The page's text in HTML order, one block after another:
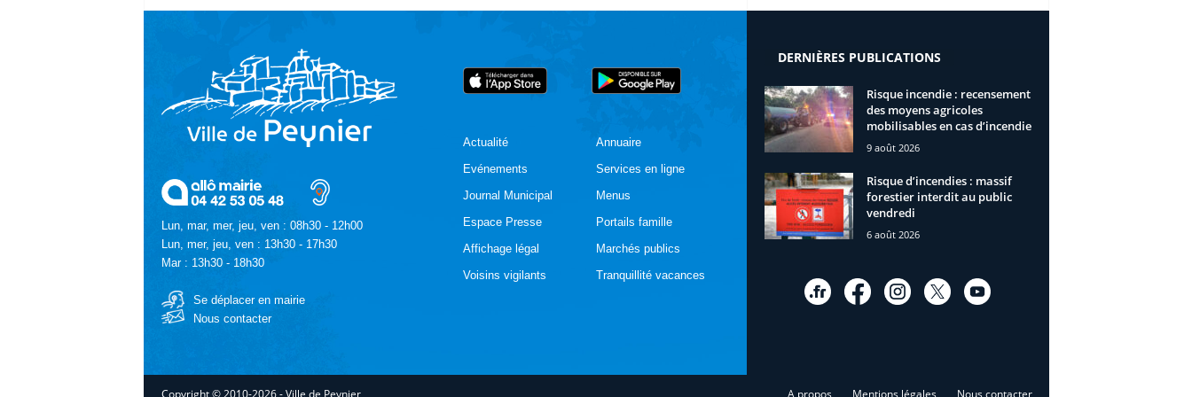
Lun, mar, mer, jeu, ven : 08h30 - 12h00
Lun, mer, jeu, ven : 13h30 - 17h30
Mar : 13h30 - 18h30
Se déplacer en mairie
Nous contacter
Actualité
Evénements
Journal Municipal
Espace Presse
Affichage légal
Voisins vigilants
Annuaire
Services en ligne
Menus
Portails famille
Marchés publics
Tranquillité vacances
DERNIÈRES PUBLICATIONS
Risque incendie : recensement
des moyens agricoles
mobilisables en cas d’incendie
9 août 2026
Risque d’incendies : massif
forestier interdit au public
vendredi
6 août 2026